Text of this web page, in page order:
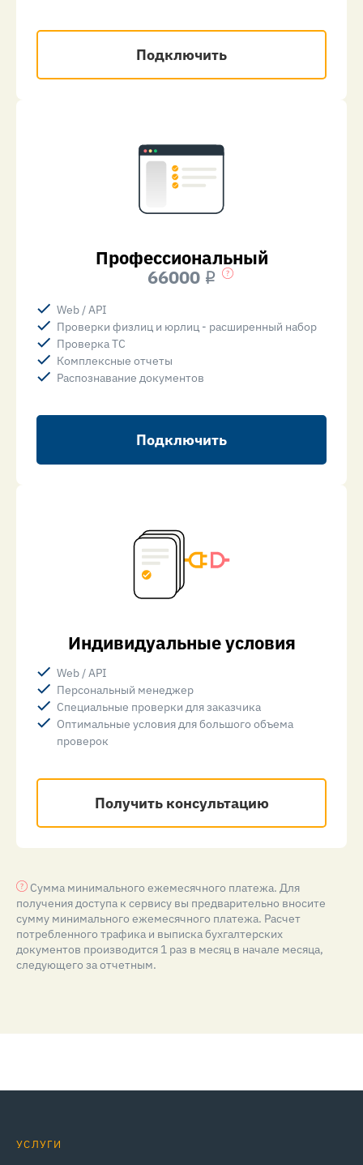
Подключить
Профессиональный
66000 i
Web / API
Проверки физлиц и юрлиц - расширенный набор
Проверка ТС
Комплексные отчеты
Распознавание документов
Подключить
Индивидуальные условия
Web / API
Персональный менеджер
Специальные проверки для заказчика
Оптимальные условия для большого объема
проверок
Получить консультацию
Сумма минимального ежемесячного платежа. Для
получения доступа к сервису вы предварительно вносите
сумму минимального ежемесячного платежа. Расчет
потребленного трафика и выписка бухгалтерских
документов производится 1 раз в месяц в начале месяца,
следующего за отчетным.
УСЛУГИ